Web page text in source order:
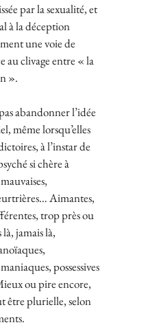
par la sexualité, et
à la déception
une voie de
au clivage entre « la
».
abandonner l’idée
même lorsqu’elles
à l’instar de
si chère à
Aimantes,
trop près ou
jamais là,
possessives
ou pire encore,
être plurielle, selon